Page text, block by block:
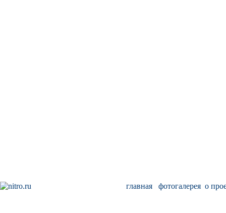
главная фотогалерея о